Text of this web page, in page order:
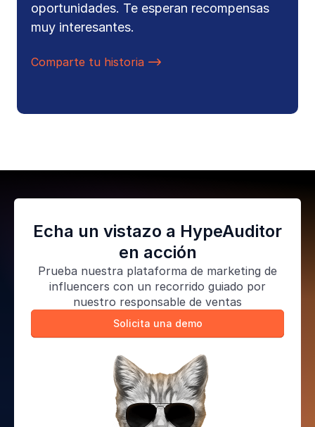
oportunidades. Te esperan recompensas
muy interesantes.
Comparte tu historia 
Echa un vistazo a HypeAuditor
en acción
Prueba nuestra plataforma de marketing de
influencers con un recorrido guiado por
nuestro responsable de ventas
Solicita una demo